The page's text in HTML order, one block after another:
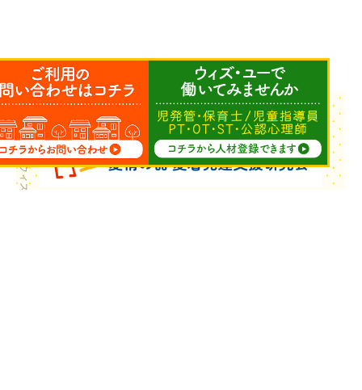
Copyright © ウィズ・ユー All Rights Reserved.